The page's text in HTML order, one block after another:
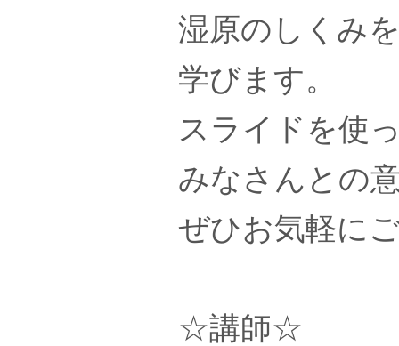
湿原のしくみ
学びます。
スライドを使
みなさんとの
ぜひお気軽に
☆講師☆